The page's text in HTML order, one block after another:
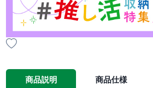
商品説明 商品仕様